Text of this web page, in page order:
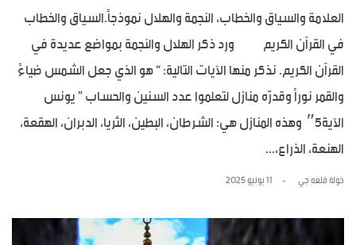
العلامة والسياق والخطاب، النجمة والهلال نموذجاً.السياق والخطاب
في القرآن الكريم ورد ذكر الهلال والنجمة بمواضع عديدة في
القرآن الكريم. نذكر منها الآيات التالية: “ هو الذي جعل الشمس ضياءً
والقمر نوراً وقدرّه منازل لتعلموا عدد السنين والحساب ” يونس
الآية5″ وهذه المنازل هي: الشرطان، البطين، الثريا، الدبران، الهقعة،
الهنعة، الذراع،...
خولة قلعه جي 11 يونيو 2025